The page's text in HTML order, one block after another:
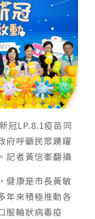
冠LP.8.1疫苗同
府呼籲民眾踴躍
記者黃信峯翻攝
健康是市長黃敏
年來積極推動各
服輪狀病毒疫